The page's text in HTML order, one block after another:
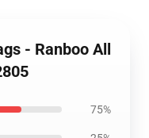
- Ranboo All
75%